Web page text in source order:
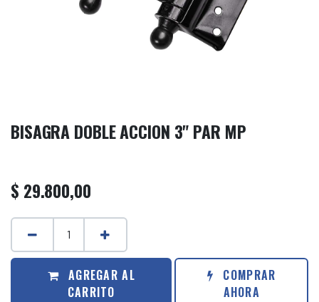
BISAGRA DOBLE ACCION 3" PAR MP
$ 29.800,00
AGREGAR AL
CARRITO
COMPRAR
AHORA